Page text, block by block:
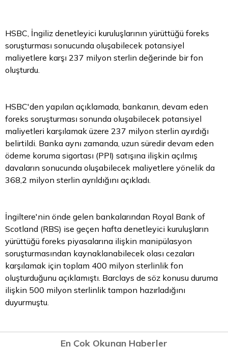
HSBC, İngiliz denetleyici kuruluşlarının yürüttüğü foreks
soruşturması sonucunda oluşabilecek potansiyel
maliyetlere karşı 237 milyon sterlin değerinde bir fon
oluşturdu.
HSBC'den yapılan açıklamada, bankanın, devam eden
foreks soruşturması sonunda oluşabilecek potansiyel
maliyetleri karşılamak üzere 237 milyon sterlin ayırdığı
belirtildi. Banka aynı zamanda, uzun süredir devam eden
ödeme koruma sigortası (PPI) satışına ilişkin açılmış
davaların sonucunda oluşabilecek maliyetlere yönelik da
368,2 milyon sterlin ayrıldığını açıkladı.
İngiltere'nin önde gelen bankalarından Royal Bank of
Scotland (RBS) ise geçen hafta denetleyici kuruluşların
yürüttüğü foreks piyasalarına ilişkin manipülasyon
soruşturmasından kaynaklanabilecek olası cezaları
karşılamak için toplam 400 milyon sterlinlik fon
oluşturduğunu açıklamıştı. Barclays de söz konusu duruma
ilişkin 500 milyon sterlinlik tampon hazırladığını
duyurmuştu.
En Çok Okunan Haberler